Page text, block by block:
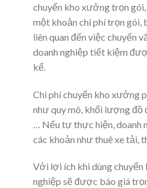
chuyển kho xưởng trọn
một khoản chi phí trọn gói,
liên quan đến việc chuyển
doanh nghiệp tiết kiệm
kể.
Chi phí chuyển kho xưởng
như quy mô, khối lượng đồ
… Nếu tự thực hiện, doanh
các khoản như thuê xe tải,
Với lợi ích khi dùng
nghiệp sẽ được báo giá